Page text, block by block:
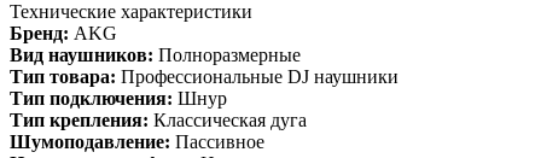
Технические характеристики
Бренд: AKG
Вид наушников: Полноразмерные
Тип товара: Профессиональные DJ наушники
Тип подключения: Шнур
Тип крепления: Классическая дуга
Шумоподавление: Пассивное